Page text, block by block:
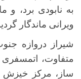
به نابودی برد، و
ویرانی ماندگار
شیراز دروازه
متفاوت،
ساز، مرکز خیزش